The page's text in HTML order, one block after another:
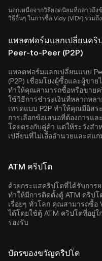
นอกเหนือจากวิธียอดนิยมที่กล่าวถึง
วิธีอื่นๆ ในการซื้อ Vidy (VIDY) รวมถึ
แพลตฟอร์มแลกเปลี่ยนคริ
Peer-to-Peer (P2P)
แพลตฟอร์มแลกเปลี่ยนแบบ
(P2P) เชื่อมโยงผู้ซื้อและผู้ขาย
ทำให้คุณสามารถซื้อหรือขายค
ใช้วิธีการชำระเงินที่หลากหลา
เทรดแบบ P2P ทำให้คุณมีอิสร
การเลือกข้อเสนอที่ต้องการแล
โดยตรงกับคู่ค้า แต่ให้ระวังสำ
เปลี่ยนที่ไม่เอื้ออำนวยและสแก
ATM คริปโต
ด้วยกระแสคริปโตที่ได้รับการ
ทำให้มีการติดตั้งตู้ ATM คริป
เรื่อยๆ ทั่วโลก คุณสามารถซื้อ
ได้โดยใช้ตู้ ATM คริปโตที่อยู่
รองรับ
บัตรของขวัญคริปโต